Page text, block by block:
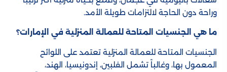
وراحة دون الحاجة لالتزامات طويلة الأمد.
ما هي الجنسيات المتاحة للعمالة المنزلية في الإمارات؟
الجنسيات المتاحة للعمالة المنزلية تعتمد على اللوائح
المعمول بها، وغالباً تشمل الفلبين، إندونيسيا، الهند،